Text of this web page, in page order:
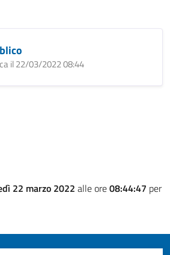
il 22/03/2022 08:44
22 marzo 2022 alle ore08:44:47 per